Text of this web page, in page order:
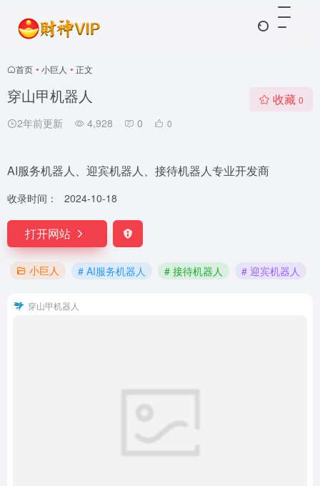
首页 • 小巨人 • 正文
穿山甲机器人
2年前更新 4,928 0 0
收藏 0
AI服务机器人、迎宾机器人、接待机器人专业开发商
收录时间： 2024-10-18
打开网站
小巨人 # AI服务机器人 # 接待机器人 # 迎宾机器人
穿山甲机器人